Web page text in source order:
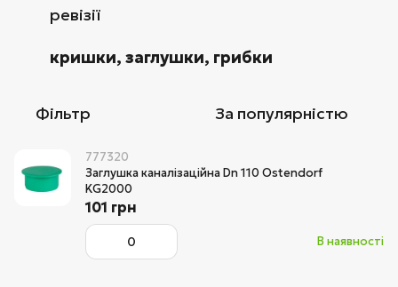
ревізії
кришки, заглушки, грибки
Фільтр За популярністю
777320
Заглушка каналізаційна Dn 110 Ostendorf
KG2000
В наявності
101 грн